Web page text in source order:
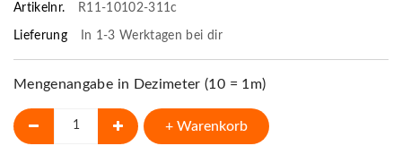
Artikelnr. R11-10102-311c
Lieferung In 1-3 Werktagen bei dir
Mengenangabe in Dezimeter (10 = 1m)
+ Warenkorb